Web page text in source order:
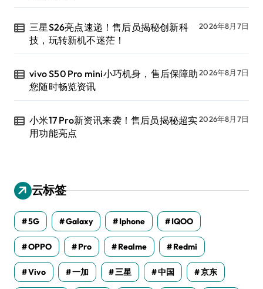
三星S26亮点速递！售后员揭秘创新科
技，玩转新机不迷茫！
2026年8月7日
vivo S50 Pro mini小巧机身，售后保障助
您随时畅览资讯
2026年8月7日
小米17 Pro新资讯来袭！售后员揭秘超实
用功能亮点
2026年8月7日
云标签
5G Galaxy Iphone IQOO
OPPO Pro Realme Redmi
Vivo 一加 三星 中国 京东